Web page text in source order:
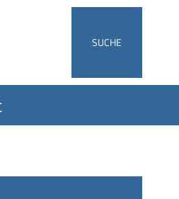
SUCHE